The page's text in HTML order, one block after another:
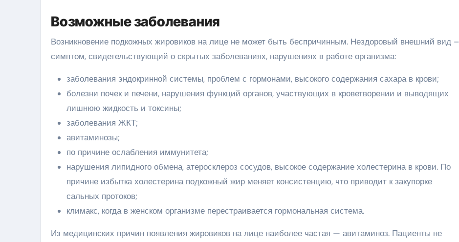
Возможные заболевания
Возникновение подкожных жировиков на лице не может быть беспричинным. Нездоровый внешний вид –
симптом, свидетельствующий о скрытых заболеваниях, нарушениях в работе организма:
заболевания эндокринной системы, проблем с гормонами, высокого содержания сахара в крови;
болезни почек и печени, нарушения функций органов, участвующих в кроветворении и выводящих
лишнюю жидкость и токсины;
заболевания ЖКТ;
авитаминозы;
по причине ослабления иммунитета;
нарушения липидного обмена, атеросклероз сосудов, высокое содержание холестерина в крови. По
причине избытка холестерина подкожный жир меняет консистенцию, что приводит к закупорке
сальных протоков;
климакс, когда в женском организме перестраивается гормональная система.
Из медицинских причин появления жировиков на лице наиболее частая — авитаминоз. Пациенты не